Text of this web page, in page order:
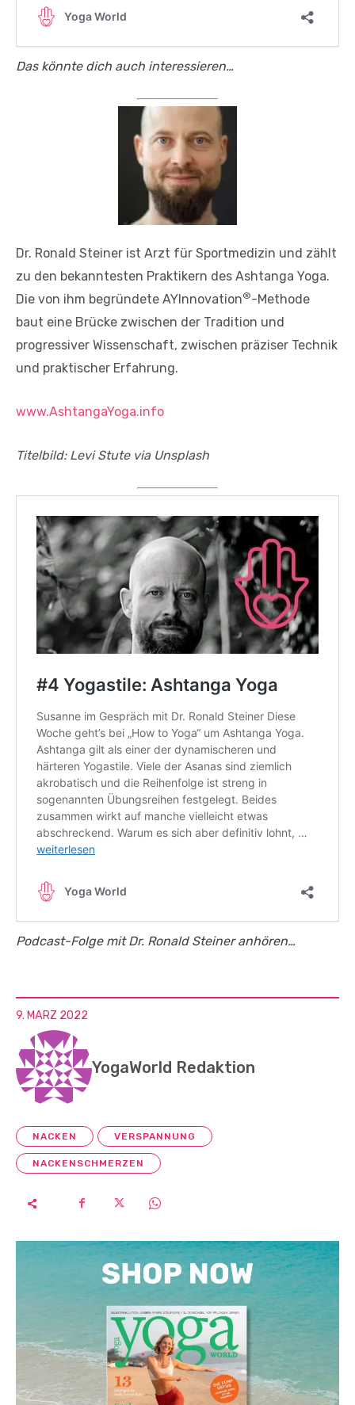
Das könnte dich auch interessieren…
Dr. Ronald Steiner ist Arzt für Sportmedizin und zählt
zu den bekanntesten Praktikern des Ashtanga Yoga.
Die von ihm begründete AYInnovation®-Methode
baut eine Brücke zwischen der Tradition und
progressiver Wissenschaft, zwischen präziser Technik
und praktischer Erfahrung.
www.AshtangaYoga.info
Titelbild: Levi Stute via Unsplash
Podcast-Folge mit Dr. Ronald Steiner anhören…
9. MÄRZ 2022
YogaWorld Redaktion
NACKEN VERSPANNUNG
NACKENSCHMERZEN